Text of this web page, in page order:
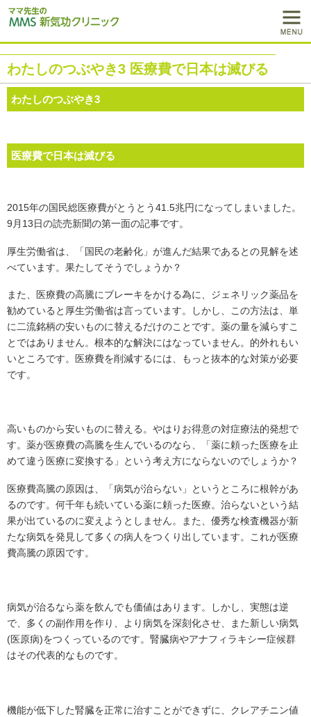
わたしのつぶやき3 医療費で日本は滅びる
わたしのつぶやき3
医療費で日本は滅びる
2015年の国民総医療費がとうとう41.5兆円になってしまいました。
9月13日の読売新聞の第一面の記事です。
厚生労働省は、「国民の老齢化」が進んだ結果であるとの見解を述
べています。果たしてそうでしょうか？
また、医療費の高騰にブレーキをかける為に、ジェネリック薬品を
勧めていると厚生労働省は言っています。しかし、この方法は、単
に二流銘柄の安いものに替えるだけのことです。薬の量を減らすこ
とではありません。根本的な解決にはなっていません。的外れもい
いところです。医療費を削減するには、もっと抜本的な対策が必要
です。
高いものから安いものに替える。やはりお得意の対症療法的発想で
す。薬が医療費の高騰を生んでいるのなら、「薬に頼った医療を止
めて違う医療に変換する」という考え方にならないのでしょうか？
医療費高騰の原因は、「病気が治らない」というところに根幹があ
るのです。何千年も続いている薬に頼った医療。治らないという結
果が出ているのに変えようとしません。また、優秀な検査機器が新
たな病気を発見して多くの病人をつくり出しています。これが医療
費高騰の原因です。
病気が治るなら薬を飲んでも価値はあります。しかし、実態は逆
で、多くの副作用を作り、より病気を深刻化させ、また新しい病気
(医原病)をつくっているのです。腎臓病やアナフィラキシー症候群
はその代表的なものです。
機能が低下した腎臓を正常に治すことができずに、クレアチニン値